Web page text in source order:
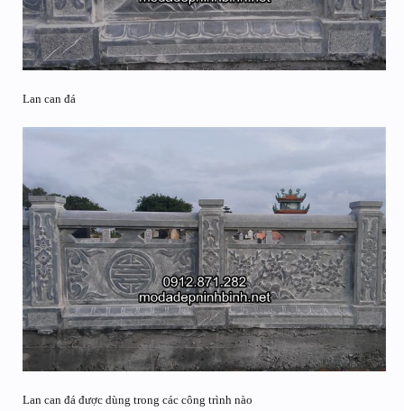
Lan can đá
Lan can đá được dùng trong các công trình nào